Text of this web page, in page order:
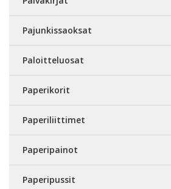
Pajunkissaoksat
Paloitteluosat
Paperikorit
Paperiliittimet
Paperipainot
Paperipussit